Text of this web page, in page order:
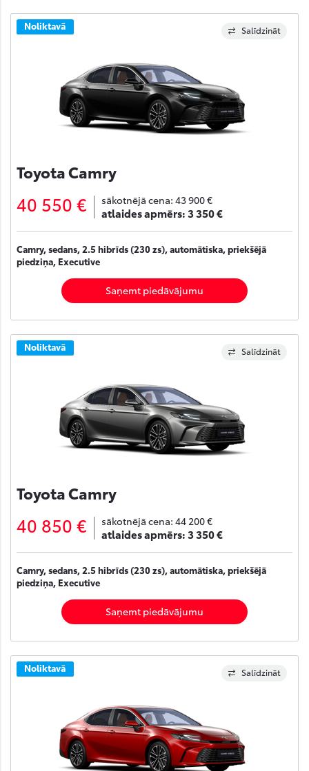
Salīdzināt
Noliktavā
Toyota Camry
40 550 € sākotnējā cena: 43 900 €
atlaides apmērs:3 350 €
Camry, sedans, 2.5 hibrīds (230 zs), automātiska, priekšējā
piedziņa, Executive
Saņemt piedāvājumu
Salīdzināt
Noliktavā
Toyota Camry
40 850 € sākotnējā cena: 44 200 €
atlaides apmērs:3 350 €
Camry, sedans, 2.5 hibrīds (230 zs), automātiska, priekšējā
piedziņa, Executive
Saņemt piedāvājumu
Salīdzināt
Noliktavā